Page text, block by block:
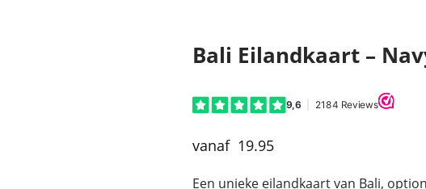
Bali Eilandkaart –
19.95
Een unieke eilandkaart van Bali,